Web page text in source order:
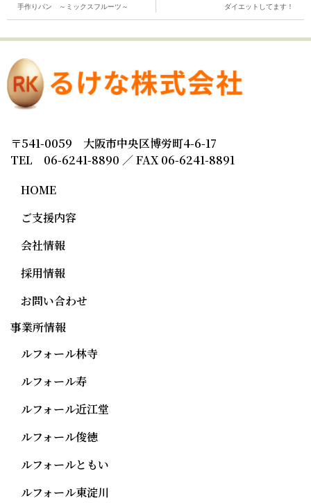
手作りパン ～ミックスフルーツ～ ダイエットしてます！
〒541-0059 大阪市中央区博労町4-6-17
TEL 06-6241-8890 ／ FAX 06-6241-8891
HOME
ご支援内容
会社情報
採用情報
お問い合わせ
事業所情報
ルフォール林寺
ルフォール寿
ルフォール近江堂
ルフォール俊徳
ルフォールともい
ルフォール東淀川